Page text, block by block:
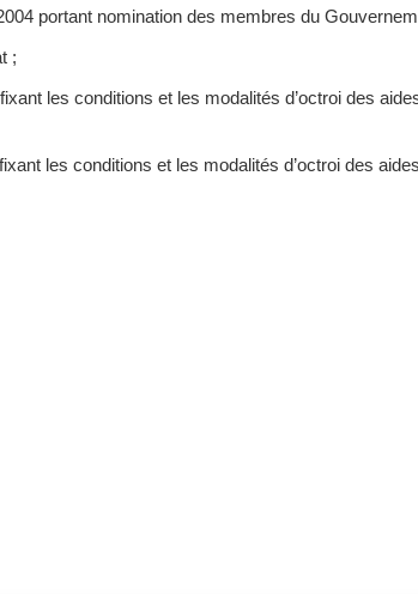
portant nomination des membres du
;
les conditions et les modalités d’octroi des
les conditions et les modalités d’octroi des